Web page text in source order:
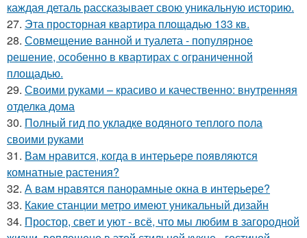
каждая деталь рассказывает свою уникальную историю.
27. Эта просторная квартира площадью 133 кв.
28. Совмещение ванной и туалета - популярное
решение, особенно в квартирах с ограниченной
площадью.
29. Своими руками – красиво и качественно: внутренняя
отделка дома
30. Полный гид по укладке водяного теплого пола
своими руками
31. Вам нравится, когда в интерьере появляются
комнатные растения?
32. А вам нравятся панорамные окна в интерьере?
33. Какие станции метро имеют уникальный дизайн
34. Простор, свет и уют - всё, что мы любим в загородной